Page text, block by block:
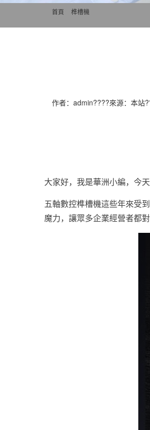
首頁 榫槽機
作者：admin????來源：本站
大家好，我是華洲小編，今
五軸數控榫槽機這些年來受
魔力，讓眾多企業經營者都